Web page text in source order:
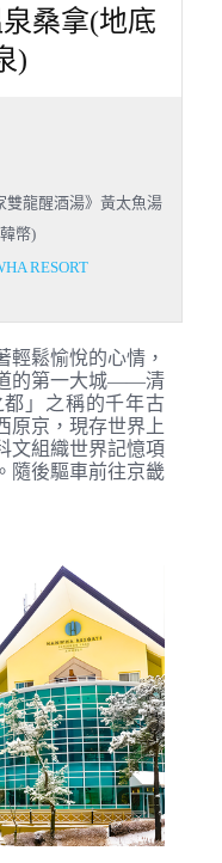
桑拿(地底
)
雙龍醒酒湯》黃太魚湯
幣)
RESORT
輕鬆愉悅的心情，
的第一大城——清
」之稱的千年古
原京，現存世界上
文組織世界記憶項
隨後驅車前往京畿